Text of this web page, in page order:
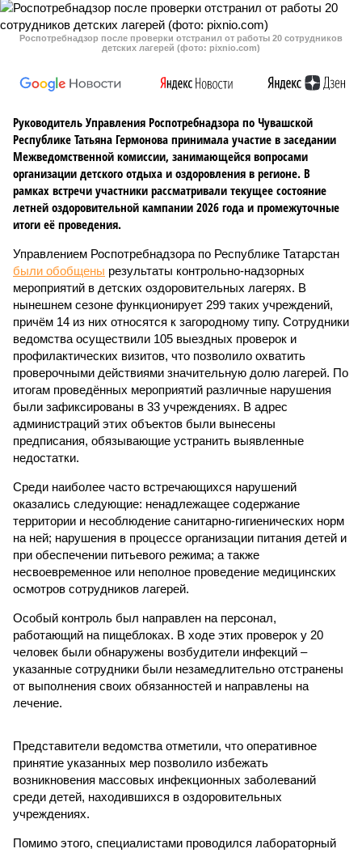
Роспотребнадзор после проверки отстранил от работы 20 сотрудников
детских лагерей (фото: pixnio.com)
Руководитель Управления Роспотребнадзора по Чувашской
Республике Татьяна Гермонова принимала участие в заседании
Межведомственной комиссии, занимающейся вопросами
организации детского отдыха и оздоровления в регионе. В
рамках встречи участники рассматривали текущее состояние
летней оздоровительной кампании 2026 года и промежуточные
итоги её проведения.
Управлением Роспотребнадзора по Республике Татарстан
были обобщены результаты контрольно-надзорных
мероприятий в детских оздоровительных лагерях. В
нынешнем сезоне функционирует 299 таких учреждений,
причём 14 из них относятся к загородному типу. Сотрудники
ведомства осуществили 105 выездных проверок и
профилактических визитов, что позволило охватить
проверочными действиями значительную долю лагерей. По
итогам проведённых мероприятий различные нарушения
были зафиксированы в 33 учреждениях. В адрес
администраций этих объектов были вынесены
предписания, обязывающие устранить выявленные
недостатки.
Среди наиболее часто встречающихся нарушений
оказались следующие: ненадлежащее содержание
территории и несоблюдение санитарно-гигиенических норм
на ней; нарушения в процессе организации питания детей и
при обеспечении питьевого режима; а также
несвоевременное или неполное проведение медицинских
осмотров сотрудников лагерей.
Особый контроль был направлен на персонал,
работающий на пищеблоках. В ходе этих проверок у 20
человек были обнаружены возбудители инфекций –
указанные сотрудники были незамедлительно отстранены
от выполнения своих обязанностей и направлены на
лечение.
Представители ведомства отметили, что оперативное
принятие указанных мер позволило избежать
возникновения массовых инфекционных заболеваний
среди детей, находившихся в оздоровительных
учреждениях.
Помимо этого, специалистами проводился лабораторный